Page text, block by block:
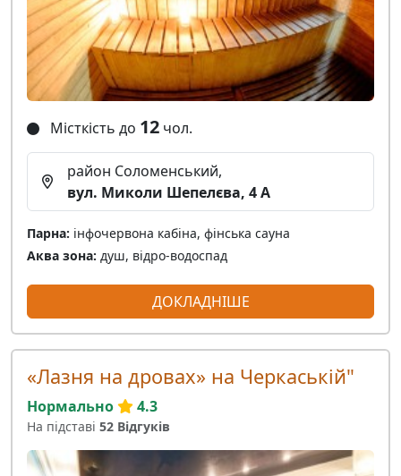
Місткість до 12 чол.
район Соломенський,
вул. Миколи Шепелєва, 4 А
Парна: інфочервона кабіна, фінська сауна
Аква зона: душ, відро-водоспад
ДОКЛАДНІШЕ
«Лазня на дровах» на Черкаській"
Нормально 4.3
На підставі 52 Відгуків